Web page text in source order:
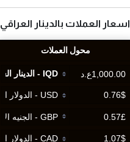
اسعار العملات بالدينار العراقي